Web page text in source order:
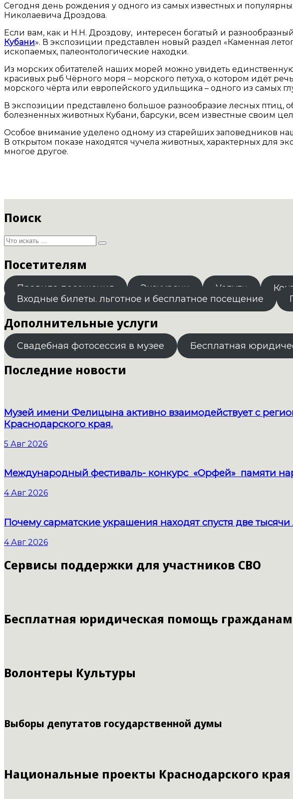
Сегодня день рождения у одного из самых известных и
Николаевича Дроздова.
Если вам, как и Н.Н. Дроздову, интересен богатый и
Кубани». В экспозиции представлен новый раздел «Каменная
ископаемых, палеонтологические находки.
Из морских обитателей наших морей можно увидеть
красивых рыб Чёрного моря – морского петуха, о котором идёт
морского чёрта или европейского удильщика – одного из самых
В экспозиции представлено большое разнообразие лесных
болезненных животных Кубани, барсуки, всем известные своим
Особое внимание уделено одному из старейших заповедников
В открытом показе находятся чучела животных, характерных для
многое другое.
Поиск
Посетителям
Правила посещения Экскурсии Услуги
Входные билеты. льготное и бесплатное посещение
Дополнительные услуги
Свадебная фотосессия в музее Бесплатная
Последние новости
Музей имени Фелицына активно взаимодействует с
Краснодарского края.
5 Авг 2026
Международный фестиваль- конкурс «Орфей» памяти
4 Авг 2026
Почему сарматские украшения находят спустя две
4 Авг 2026
Сервисы поддержки для участников СВО
Бесплатная юридическая помощь гражданам
Волонтеры Культуры
Выборы депутатов государственной думы
Национальные проекты Краснодарского края